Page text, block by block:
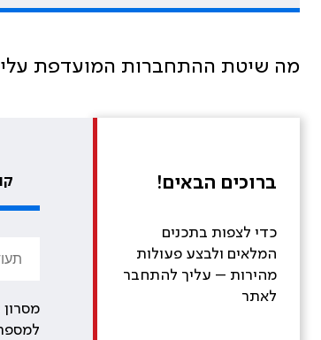
מה שיטת ההתחברות המועדפת
ברוכים הבאים!
כדי לצפות בתכנים
המלאים ולבצע פעולות
מהירות – עליך להתחבר
לאתר